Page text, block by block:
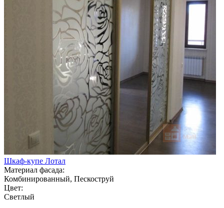
Шкаф-купе Лотал
Материал фасада:
Комбинированный, Пескоструй
Цвет:
Светлый